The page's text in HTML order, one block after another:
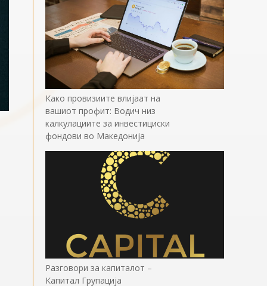
Како провизиите влијаат на
вашиот профит: Водич низ
калкулациите за инвестициски
фондови во Mакедонија
Разговори за капиталот –
Капитал Групација